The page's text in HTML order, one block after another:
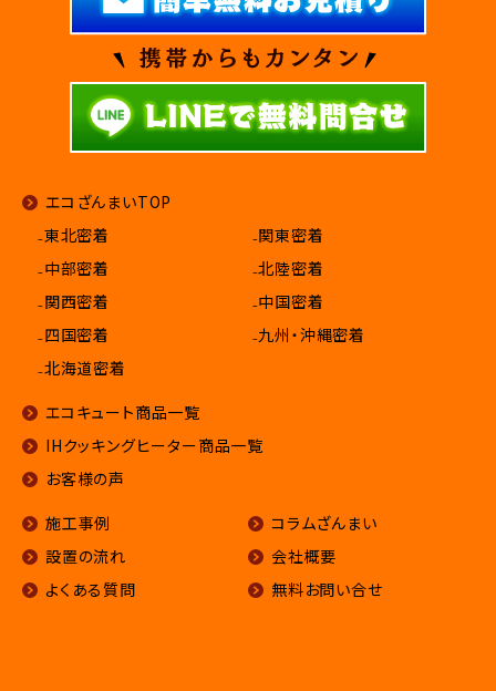
エコざんまいTOP
₋東北密着
₋関東密着
₋中部密着
₋北陸密着
₋関西密着
₋中国密着
₋四国密着
₋九州・沖縄密着
₋北海道密着
エコキュート商品一覧
IHクッキングヒーター商品一覧
お客様の声
施工事例
設置の流れ
よくある質問
コラムざんまい
会社概要
無料お問い合せ